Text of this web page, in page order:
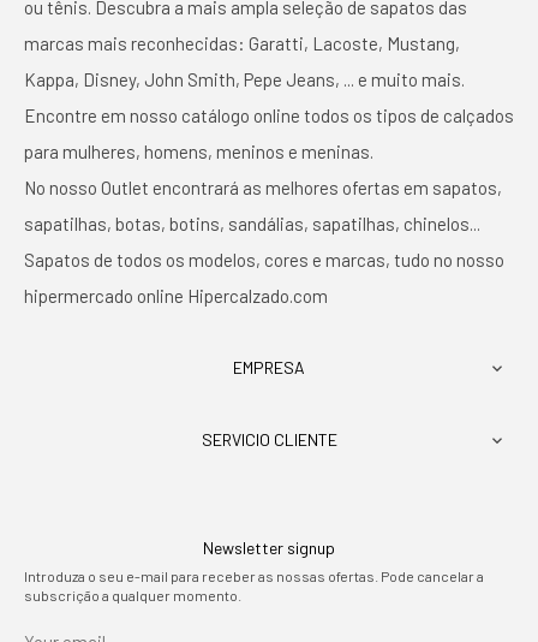
ou tênis. Descubra a mais ampla seleção de sapatos das
marcas mais reconhecidas: Garatti, Lacoste, Mustang,
Kappa, Disney, John Smith, Pepe Jeans, ... e muito mais.
Encontre em nosso catálogo online todos os tipos de calçados
para mulheres, homens, meninos e meninas.
No nosso Outlet encontrará as melhores ofertas em sapatos,
sapatilhas, botas, botins, sandálias, sapatilhas, chinelos...
Sapatos de todos os modelos, cores e marcas, tudo no nosso
hipermercado online Hipercalzado.com
EMPRESA 
SERVICIO CLIENTE 
Newsletter signup
Introduza o seu e-mail para receber as nossas ofertas. Pode cancelar a
subscrição a qualquer momento.